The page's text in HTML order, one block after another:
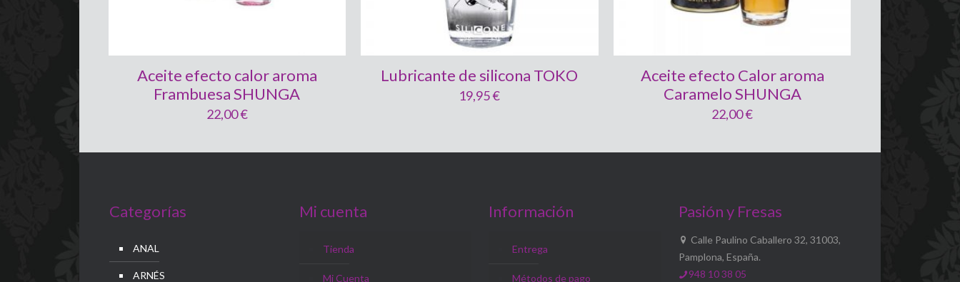
Aceite efecto calor aroma
Frambuesa SHUNGA
22,00€
Lubricante de silicona TOKO
19,95€
Aceite efecto Calor aroma
Caramelo SHUNGA
22,00€
Categorías
ANAL
ARNÉS
Mi cuenta
Tienda
Mi Cuenta
Información
Entrega
Métodos de pago
Pasión y Fresas
Calle Paulino Caballero 32, 31003,
Pamplona, España.
948 10 38 05